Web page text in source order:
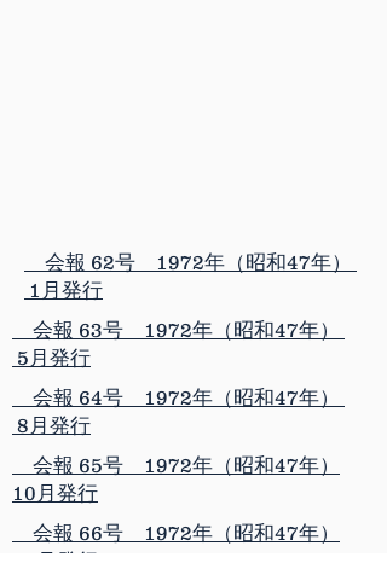
会報 62号 1972年（昭和47年）
1月発行
会報 63号 1972年（昭和47年）
5月発行
会報 64号 1972年（昭和47年）
8月発行
会報 65号 1972年（昭和47年）
10月発行
会報 66号 1972年（昭和47年）
12月発行